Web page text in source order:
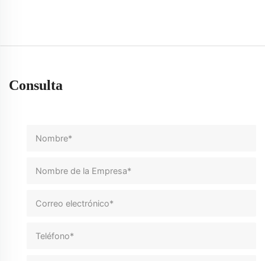
Consulta